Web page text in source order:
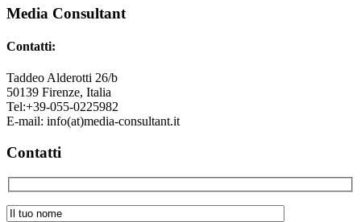
Footer
Media Consultant
Contatti:
Taddeo Alderotti 26/b
50139 Firenze, Italia
Tel:+39-055-0225982
E-mail: info(at)media-consultant.it
Contatti